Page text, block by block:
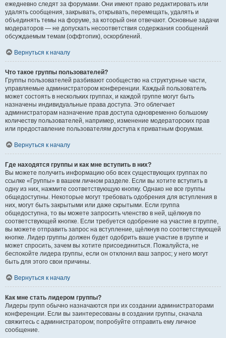
ежедневно следят за форумами. Они имеют право редактировать или
удалять сообщения, закрывать, открывать, перемещать, удалять и
объединять темы на форуме, за который они отвечают. Основные задачи
модераторов — не допускать несоответствия содержания сообщений
обсуждаемым темам (оффтопик), оскорблений.
Вернуться к началу
Что такое группы пользователей?
Группы пользователей разбивают сообщество на структурные части,
управляемые администратором конференции. Каждый пользователь
может состоять в нескольких группах, и каждой группе могут быть
назначены индивидуальные права доступа. Это облегчает
администраторам назначение прав доступа одновременно большому
количеству пользователей, например, изменение модераторских прав
или предоставление пользователям доступа к приватным форумам.
Вернуться к началу
Где находятся группы и как мне вступить в них?
Вы можете получить информацию обо всех существующих группах по
ссылке «Группы» в вашем личном разделе. Если вы хотите вступить в
одну из них, нажмите соответствующую кнопку. Однако не все группы
общедоступны. Некоторые могут требовать одобрения для вступления в
них, могут быть закрытыми или даже скрытыми. Если группа
общедоступна, то вы можете запросить членство в ней, щёлкнув по
соответствующей кнопке. Если требуется одобрение на участие в группе,
вы можете отправить запрос на вступление, щёлкнув по соответствующей
кнопке. Лидер группы должен будет одобрить ваше участие в группе и
может спросить, зачем вы хотите присоединиться. Пожалуйста, не
беспокойте лидера группы, если он отклонил ваш запрос; у него могут
быть для этого свои причины.
Вернуться к началу
Как мне стать лидером группы?
Лидеры групп обычно назначаются при их создании администраторами
конференции. Если вы заинтересованы в создании группы, сначала
свяжитесь с администратором; попробуйте отправить ему личное
сообщение.